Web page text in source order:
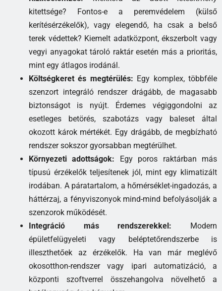
kitettsége? Fontos-e a peremvédelem (külső
kerítésérzékelők), vagy elegendő, ha csak a belső
terek védettek? Kiemelt adatközpont, ékszerbolt vagy
vegyi anyagokat tároló raktár esetén más a prioritás,
mint egy átlagos irodánál.
Költségkeret és megtérülés: Egy komplex, többféle
szenzort integráló rendszer drágább, de magasabb
biztonságot is nyújt. Érdemes végiggondolni az
esetleges betörés, szabotázs vagy baleset által
okozott károk mértékét. Egy drágább, de megbízható
rendszer sokszor gyorsabban megtérülhet.
Környezeti adottságok: Egy poros raktárban más
típusú érzékelők teljesítenek jól, mint egy klimatizált
irodában. A páratartalom, a hőmérséklet-ingadozás, a
háttérzaj, a fényviszonyok mind-mind befolyásolják a
szenzorok működését.
Integráció más rendszerekkel: Modern
épületfelügyeleti vagy beléptetőrendszerbe is
illeszthetőek az érzékelők. Ha van már meglévő
okosotthon-rendszer vagy ipari automatizáció, a
központi szoftverrel összehangolva növelhető a